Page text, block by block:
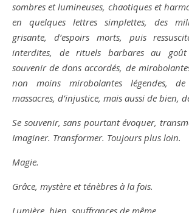
sombres et lumineuses, chaotiques et
en quelques lettres simplettes, des
grisante, d’espoirs morts, puis
interdites, de rituels barbares au goût
souvenir de dons accordés, de
non moins mirobolantes légendes,
massacres, d’injustice, mais aussi de bien,
Se souvenir, sans pourtant évoquer,
Imaginer. Transformer. Toujours plus loin.
Magie.
Grâce, mystère et ténèbres à la fois.
Lumière, bien, souffrances de même.